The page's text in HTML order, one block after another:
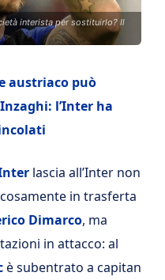
interista per sostituirlo? Il
austriaco può
l’Inter ha
lascia all’Inter non
in trasferta
Dimarco, ma
in attacco: al
è subentrato a capitan